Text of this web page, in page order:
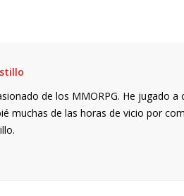
de los MMORPG. He jugado
muchas de las horas de vicio por